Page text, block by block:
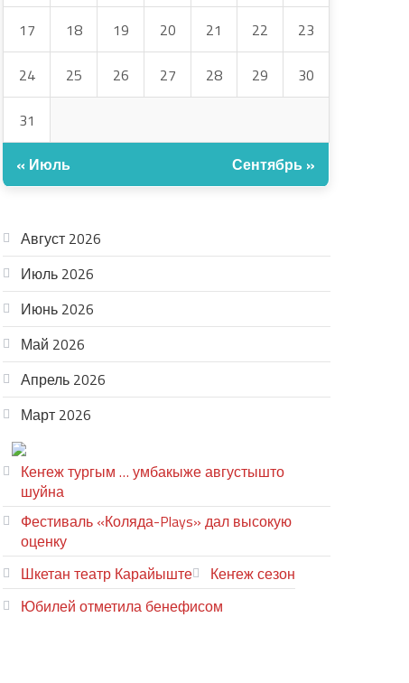
17 18 19 20 21 22 23
24 25 26 27 28 29 30
31
« Июль Сентябрь »
Август 2026
Июль 2026
Июнь 2026
Май 2026
Апрель 2026
Март 2026
Кеҥеж тургым … умбакыже августышто
шуйна
Фестиваль «Коляда-Plays» дал высокую
оценку
Шкетан театр Карайыште
Кеҥеж сезон
Юбилей отметила бенефисом